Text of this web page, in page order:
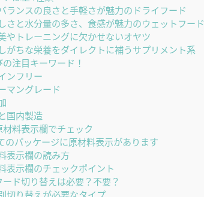
ランスの良さと手軽さが魅力のドライフード
さと水分量の多さ、食感が魅力のウェットフード
やトレーニングに欠かせないオヤツ
がちな栄養をダイレクトに補うサプリメント系
注目キーワード！
ンフリー
マングレード
国内製造
材料表示欄でチェック
のパッケージに原材料表示があります
表示欄の読み方
表示欄のチェックポイント
ド切り替えは必要？不要？